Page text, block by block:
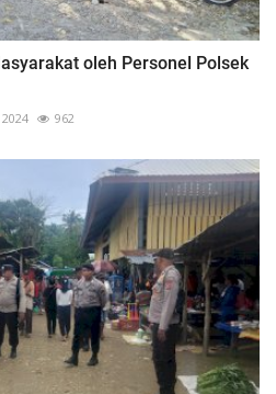
oleh Personel Polsek
962